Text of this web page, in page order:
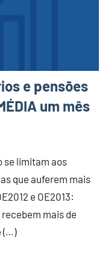
e pensões
um mês
se limitam aos
que auferem mais
e OE2013:
mais de
(…)